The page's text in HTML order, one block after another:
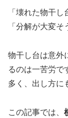
「壊れた物干し
「分解が大変
物干し台は意外
るのは一苦労で
多く、出し方に
この記事では、